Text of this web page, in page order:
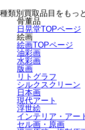
種類別買取品目をもっ
骨董品
日晃堂TOPページ
絵画
絵画TOPページ
油彩画
水彩画
版画
リトグラフ
シルクスクリーン
日本画
現代アート
浮世絵
インテリア・ アー
セル画・原画